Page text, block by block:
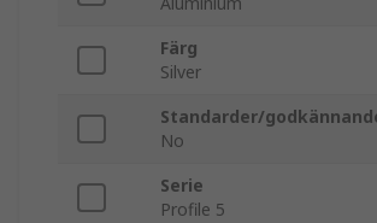
Färg
Silver
Standarder/
No
Serie
Profile 5